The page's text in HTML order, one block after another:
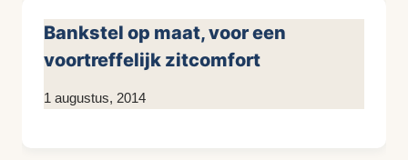
Bankstel op maat, voor een
voortreffelijk zitcomfort
Door
1 augustus, 2014